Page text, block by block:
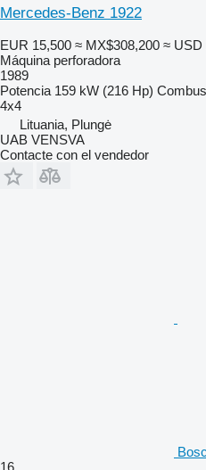
Mercedes-Benz 1922
EUR 15,500 ≈ MX$308,200 ≈ USD
Máquina perforadora
1989
Potencia 159 kW (216 Hp)
4x4
Lituania, Plungė
UAB VENSVA
Contacte con el vendedor
16